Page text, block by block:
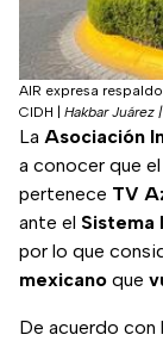
AIR expresa
CIDH
Hakbar Juárez
La Asociación
a conocer que el
pertenece TV
ante el Sistema
por lo que
mexicano que
De acuerdo con